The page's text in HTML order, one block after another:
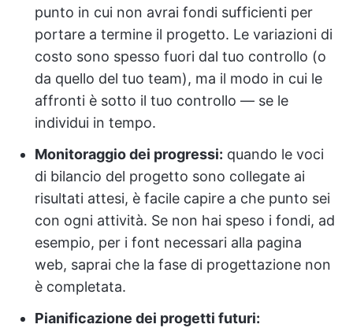
punto in cui non avrai fondi sufficienti per
portare a termine il progetto. Le variazioni di
costo sono spesso fuori dal tuo controllo (o
da quello del tuo team), ma il modo in cui le
affronti è sotto il tuo controllo — se le
individui in tempo.
Monitoraggio dei progressi: quando le voci
di bilancio del progetto sono collegate ai
risultati attesi, è facile capire a che punto sei
con ogni attività. Se non hai speso i fondi, ad
esempio, per i font necessari alla pagina
web, saprai che la fase di progettazione non
è completata.
Pianificazione dei progetti futuri: